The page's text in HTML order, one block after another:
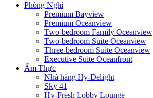
Phòng Nghỉ
Premium Bayview
Premium Oceanview
Two-bedroom Family Oceanview
Two-bedroom Suite Oceanview
Three-bedroom Suite Oceanview
Executive Suite Oceanfront
Ẩm Thực
Nhà hàng Hy-Delight
Sky 41
Hy-Fresh Lobby Lounge